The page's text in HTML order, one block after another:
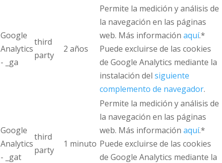
Google
Analytics
- _ga
third
party
2 años
Permite la medición y análisis de
la navegación en las páginas
web. Más información aquí.*
Puede excluirse de las cookies
de Google Analytics mediante la
instalación del siguiente
complemento de navegador.
Google
Analytics
- _gat
third
party
1 minuto
Permite la medición y análisis de
la navegación en las páginas
web. Más información aquí.*
Puede excluirse de las cookies
de Google Analytics mediante la